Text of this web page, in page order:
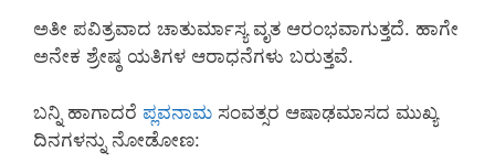
ಅತೀ ಪವಿತ್ರವಾದ ಚಾತುರ್ಮಾಸ್ಯ ವೃತ ಆರಂಭವಾಗುತ್ತದೆ. ಹಾಗೇ
ಅನೇಕ ಶ್ರೇಷ್ಠ ಯತಿಗಳ ಆರಾಧನೆಗಳು ಬರುತ್ತವೆ.
ಬನ್ನಿ ಹಾಗಾದರೆ ಪ್ಲವನಾಮ ಸಂವತ್ಸರ ಆಷಾಢಮಾಸದ ಮುಖ್ಯ
ದಿನಗಳನ್ನು ನೋಡೋಣ: